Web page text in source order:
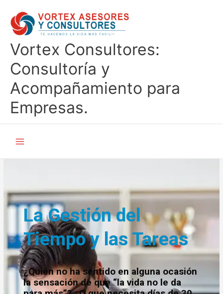
contenido
Vortex Consultores:
Consultoría y
Acompañamiento para
Empresas.
La Gestión del
Tiempo y las Tareas
¿Quién no ha sentido en alguna ocasión
la sensación de que “la vida no le da